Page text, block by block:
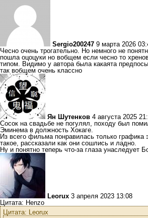
Sergio200247 9 марта 2026
Чесно очень трогательно. Но немного не
пошла оцоцуки но вобщем если чесно то
типом. Видимо у автора была какаята
так вобщем очень классно
Ян Шутенков 4 августа 2025
Сосок на свадьбе не погулял, походу был
Эминема в должность Хокаге.
Из всего фильма понравилась только графика
такое, рассказали как они сошлись и ладно.
Ну и понятно теперь что-за глаза унаследует
Leorux 3 апреля 2023 13:08
Цитата: Henzo
Цитата: Leorux